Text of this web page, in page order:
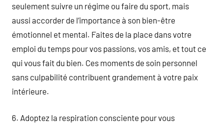
seulement suivre un régime ou faire du sport, mais
aussi accorder de l’importance à son bien-être
émotionnel et mental. Faites de la place dans votre
emploi du temps pour vos passions, vos amis, et tout ce
qui vous fait du bien. Ces moments de soin personnel
sans culpabilité contribuent grandement à votre paix
intérieure.
6. Adoptez la respiration consciente pour vous